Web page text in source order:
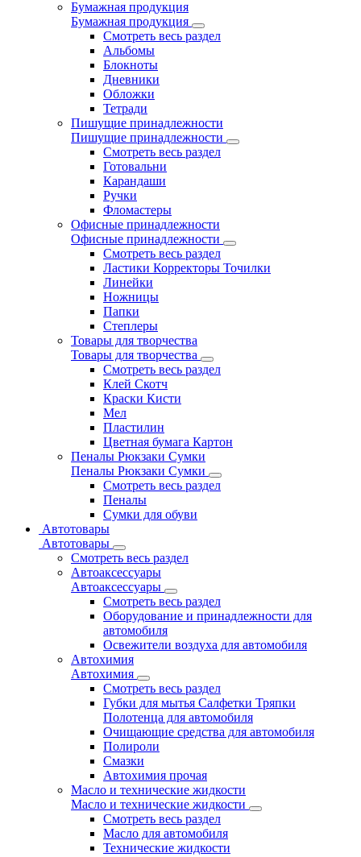
Бумажная продукция
Бумажная продукция
Смотреть весь раздел
Альбомы
Блокноты
Дневники
Обложки
Тетради
Пишущие принадлежности
Пишущие принадлежности
Смотреть весь раздел
Готовальни
Карандаши
Ручки
Фломастеры
Офисные принадлежности
Офисные принадлежности
Смотреть весь раздел
Ластики Корректоры Точилки
Линейки
Ножницы
Папки
Степлеры
Товары для творчества
Товары для творчества
Смотреть весь раздел
Клей Скотч
Краски Кисти
Мел
Пластилин
Цветная бумага Картон
Пеналы Рюкзаки Сумки
Пеналы Рюкзаки Сумки
Смотреть весь раздел
Пеналы
Сумки для обуви
Автотовары
Автотовары
Смотреть весь раздел
Автоаксессуары
Автоаксессуары
Смотреть весь раздел
Оборудование и принадлежности для
автомобиля
Освежители воздуха для автомобиля
Автохимия
Автохимия
Смотреть весь раздел
Губки для мытья Салфетки Тряпки
Полотенца для автомобиля
Очищающие средства для автомобиля
Полироли
Смазки
Автохимия прочая
Масло и технические жидкости
Масло и технические жидкости
Смотреть весь раздел
Масло для автомобиля
Технические жидкости